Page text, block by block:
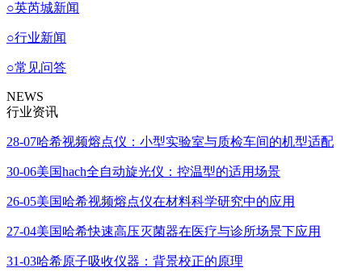
○英芮城新闻
○行业新闻
○常见问答
NEWS
行业资讯
28-07哈希视频熔点仪：小型实验室与质检车间的机型适配
30-06美国hach全自动旋光仪：控温型的适用场景
26-05美国哈希视频熔点仪在材料科学研究中的应用
27-04美国哈希快速高压灭菌器在医疗与诊所场景下应用
31-03哈希原子吸收仪器：背景校正的原理